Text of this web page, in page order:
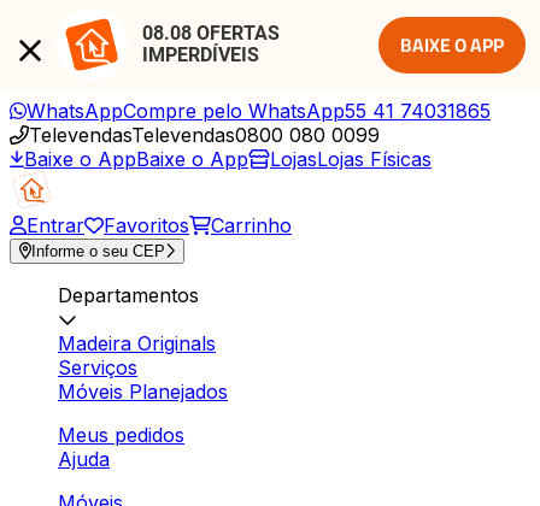
08.08 OFERTAS
IMPERDÍVEIS
BAIXE O APP
WhatsAppCompre pelo WhatsApp55 41 74031865
TelevendasTelevendas0800 080 0099
Baixe o AppBaixe o App LojasLojas Físicas
Entrar Favoritos Carrinho
Informe o seu CEP
Departamentos
Madeira Originals
Serviços
Móveis Planejados
Meus pedidos
Ajuda